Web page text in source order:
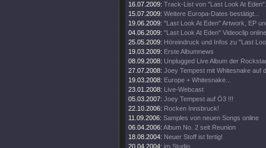
16.07.2009: Track-List von "Last Look At
15.07.2009: Weitere Europa-Dates bestätigt...
19.06.2009: "Last Look At Eden" Artwork, EP
04.06.2009: "Last Look At Eden" Videoclip
25.05.2009: Höreindruck und Infos zu "Last
19.03.2009: Erste Albumnews
08.09.2008: Unplugged Live Album der
27.07.2008: Joey Tempest mit Whitesnake auf
19.03.2008: Europe + Whitesnake...
23.01.2008: Live-Webcast
05.03.2007: Joey Tempest auf Ö3 !!!
22.10.2006: Rocken Innsbruck!
11.09.2006: Samples von neuen Songs online
06.04.2006: Album No. 2 seit Reunion
18.08.2004: Neuer Stoff ist fertig!
20.04.2004: im Studio